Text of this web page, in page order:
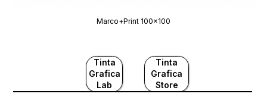
Marco+Print 100x100
Tinta
Grafica
Lab
Tinta
Grafica
Store